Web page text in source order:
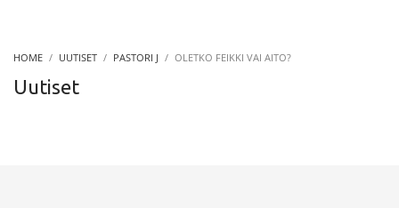
HOME UUTISET PASTORI J OLETKO FEIKKI VAI AITO?
Uutiset